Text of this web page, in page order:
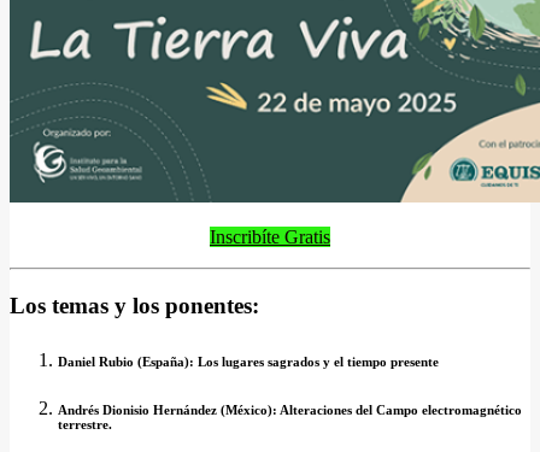
Inscribíte Gratis
Los temas y los ponentes:
Daniel Rubio (España): Los lugares sagrados y el tiempo presente
Andrés Dionisio Hernández (México): Alteraciones del Campo electromagnético
terrestre.